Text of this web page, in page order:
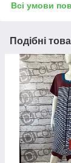
Всі умови
Подібні